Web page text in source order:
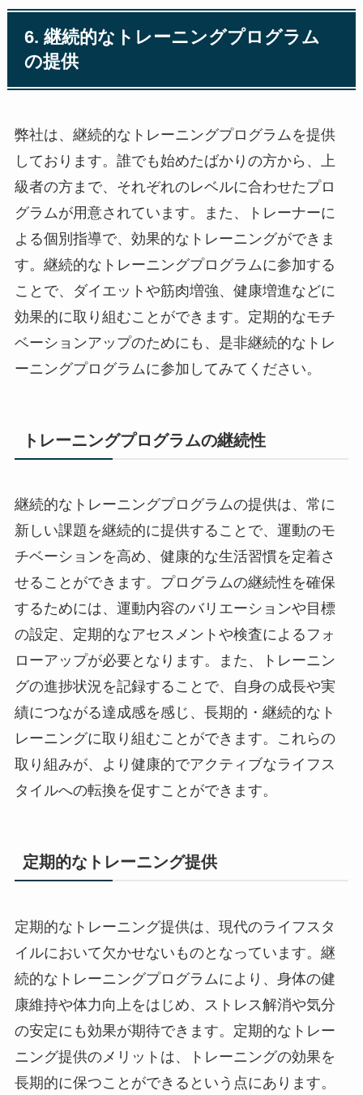
6. 継続的なトレーニングプログラム
の提供
弊社は、継続的なトレーニングプログラムを提供
しております。誰でも始めたばかりの方から、上
級者の方まで、それぞれのレベルに合わせたプロ
グラムが用意されています。また、トレーナーに
よる個別指導で、効果的なトレーニングができま
す。継続的なトレーニングプログラムに参加する
ことで、ダイエットや筋肉増強、健康増進などに
効果的に取り組むことができます。定期的なモチ
ベーションアップのためにも、是非継続的なトレ
ーニングプログラムに参加してみてください。
トレーニングプログラムの継続性
継続的なトレーニングプログラムの提供は、常に
新しい課題を継続的に提供することで、運動のモ
チベーションを高め、健康的な生活習慣を定着さ
せることができます。プログラムの継続性を確保
するためには、運動内容のバリエーションや目標
の設定、定期的なアセスメントや検査によるフォ
ローアップが必要となります。また、トレーニン
グの進捗状況を記録することで、自身の成長や実
績につながる達成感を感じ、長期的・継続的なト
レーニングに取り組むことができます。これらの
取り組みが、より健康的でアクティブなライフス
タイルへの転換を促すことができます。
定期的なトレーニング提供
定期的なトレーニング提供は、現代のライフスタ
イルにおいて欠かせないものとなっています。継
続的なトレーニングプログラムにより、身体の健
康維持や体力向上をはじめ、ストレス解消や気分
の安定にも効果が期待できます。定期的なトレー
ニング提供のメリットは、トレーニングの効果を
長期的に保つことができるという点にあります。